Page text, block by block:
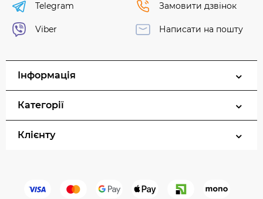
Telegram
Viber
Замовити дзвінок
Написати на пошту
Інформація
Категорії
Клієнту